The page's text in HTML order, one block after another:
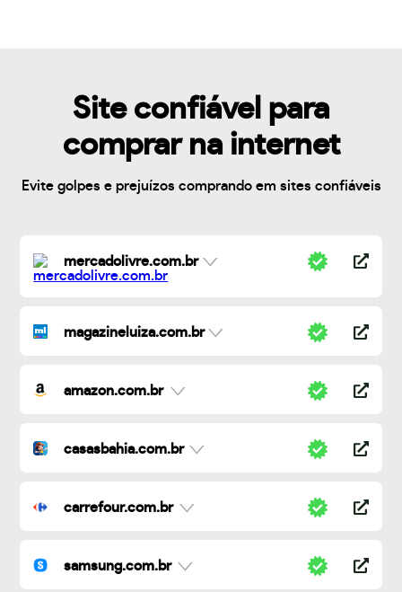
Site confiável para
comprar na internet
Evite golpes e prejuízos comprando em sites confiáveis
mercadolivre.com.br
magazineluiza.com.br
amazon.com.br
casasbahia.com.br
carrefour.com.br
samsung.com.br